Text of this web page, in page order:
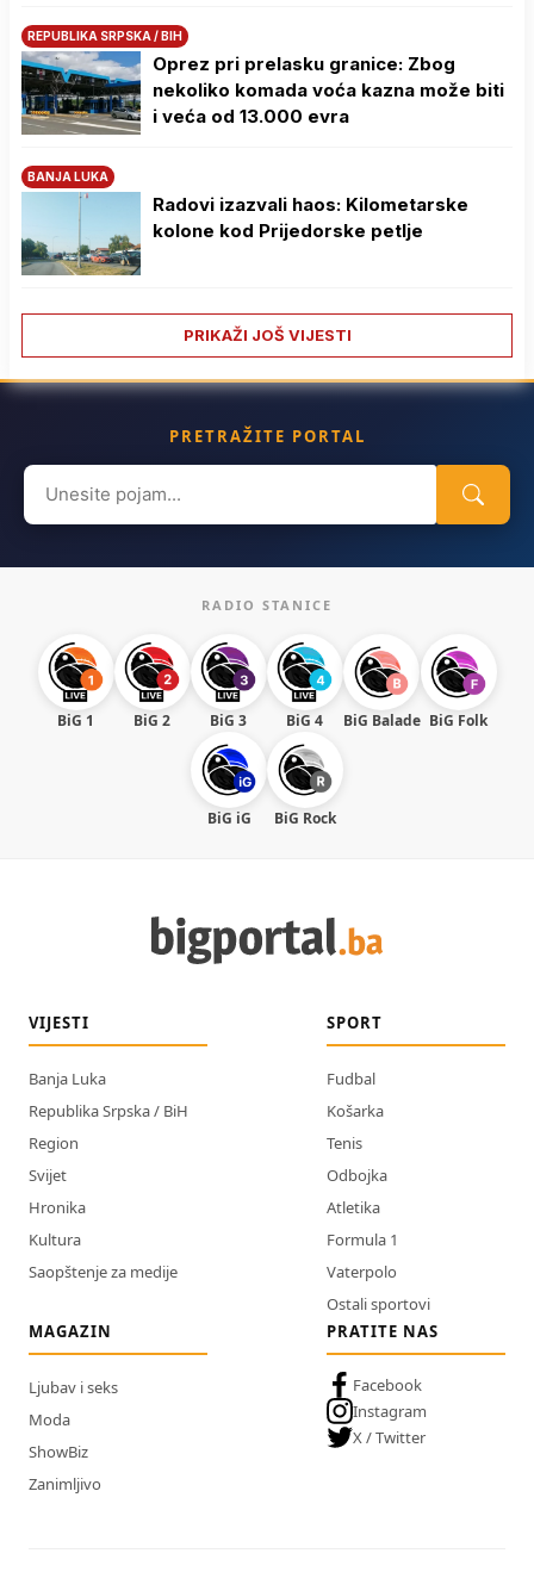
REPUBLIKA SRPSKA / BIH
Oprez pri prelasku granice: Zbog
nekoliko komada voća kazna može biti
i veća od 13.000 evra
BANJA LUKA
Radovi izazvali haos: Kilometarske
kolone kod Prijedorske petlje
PRIKAŽI JOŠ VIJESTI
PRETRAŽITE PORTAL
Search
for:
RADIO STANICE
BiG 1 BiG 2 BiG 3 BiG 4 BiG Balade BiG Folk
BiG iG BiG Rock
VIJESTI
Banja Luka
Republika Srpska / BiH
Region
Svijet
Hronika
Kultura
Saopštenje za medije
SPORT
Fudbal
Košarka
Tenis
Odbojka
Atletika
Formula 1
Vaterpolo
Ostali sportovi
MAGAZIN
Ljubav i seks
Moda
ShowBiz
Zanimljivo
PRATITE NAS
Facebook
Instagram
X / Twitter